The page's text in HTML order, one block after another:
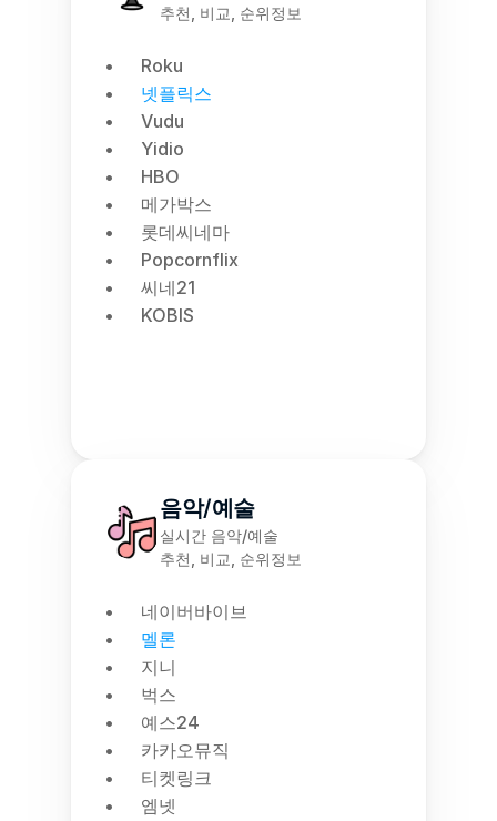
추천, 비교, 순위정보
Roku
넷플릭스
Vudu
Yidio
HBO
메가박스
롯데씨네마
Popcornflix
씨네21
KOBIS
음악/예술
실시간 음악/예술
추천, 비교, 순위정보
네이버바이브
멜론
지니
벅스
예스24
카카오뮤직
티켓링크
엠넷